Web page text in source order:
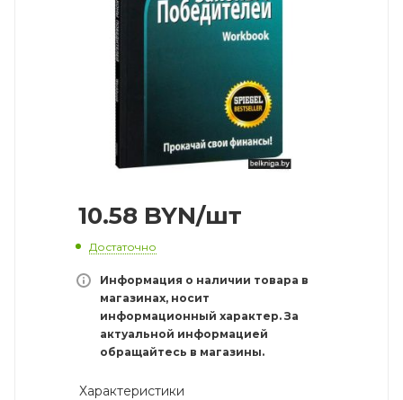
10.58 BYN/шт
Достаточно
Информация о наличии товара в
магазинах, носит
информационный характер. За
актуальной информацией
обращайтесь в магазины.
Характеристики